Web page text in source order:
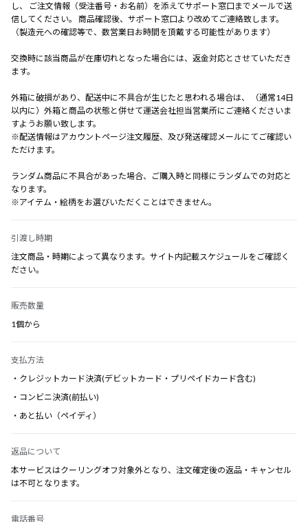
し、 ご注文情報（受注番号・お名前）を添えてサポート窓口までメールで送
信してください。 商品確認後、サポート窓口より改めてご連絡致します。
（製造元への確認等で、数営業日お時間を頂戴する可能性があります）
交換時に該当商品が在庫切れとなった場合には、返金対応とさせていただき
ます。
外箱に破損があり、配送中に不具合が生じたと思われる場合は、 （通常14日
以内に）外箱と商品の状態と併せて運送会社担当営業所にご連絡くださいま
すようお願い致します。
※配送情報はアカウントページ注文履歴、及び発送確認メールにてご確認い
ただけます。
ランダム商品に不具合があった場合、ご購入時と同様にランダムでの対応と
なります。
※アイテム・絵柄をお選びいただくことはできません。
引渡し時期
注文商品・時期によって異なります。サイト内記載スケジュールをご確認く
ださい。
販売数量
1個から
支払方法
・クレジットカード決済(デビットカード・プリペイドカード含む)
・コンビニ決済(前払い)
・あと払い（ペイディ）
返品について
本サービスはクーリングオフ対象外となり、注文確定後の返品・キャンセル
は不可となります。
電話番号